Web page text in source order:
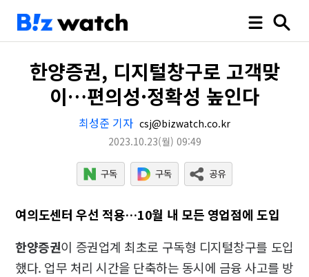
한양증권, 디지털창구로 고객맞
이…편의성·정확성 높인다
최성준 기자 csj@bizwatch.co.kr
2023.10.23(월) 09:49
여의도센터 우선 적용…10월 내 모든 영업점에 도입
한양증권이 증권업계 최초로 구독형 디지털창구를 도입
했다. 업무 처리 시간을 단축하는 동시에 금융 사고를 방